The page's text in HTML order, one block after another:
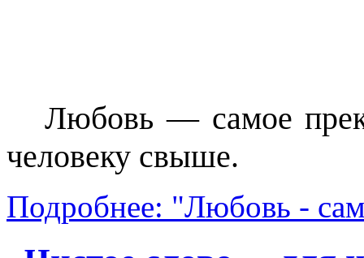
Любовь — самое
человеку свыше.
Подробнее: "Любовь -